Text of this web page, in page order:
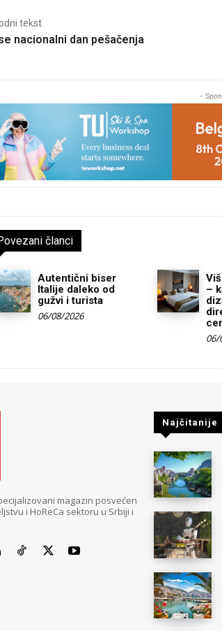
tekst
nacionalni dan pešačenja
-
članci
Autentični biser
Italije daleko od
gužvi i turista
06/08/2026
–
06/
magazin posvećen
i HoReCa sektoru u Srbiji i
Najčitanije